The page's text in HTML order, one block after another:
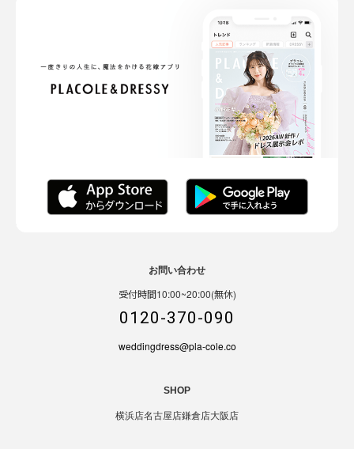
お問い合わせ
受付時間10:00~20:00(無休)
0120-370-090
weddingdress@pla-cole.co
SHOP
横浜店名古屋店鎌倉店大阪店